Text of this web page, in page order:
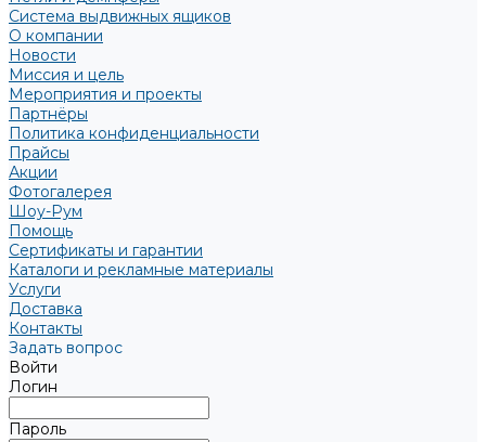
Система выдвижных ящиков
О компании
Новости
Миссия и цель
Мероприятия и проекты
Партнёры
Политика конфиденциальности
Прайсы
Акции
Фотогалерея
Шоу-Рум
Помощь
Сертификаты и гарантии
Каталоги и рекламные материалы
Услуги
Доставка
Контакты
Задать вопрос
Войти
Логин
Пароль